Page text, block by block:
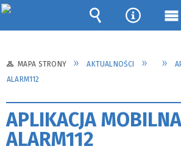
MAPA STRONY AKTUALNOŚCI
ALARM112
APLIKACJA MOBILNA
ALARM112
Wyszukiwarka